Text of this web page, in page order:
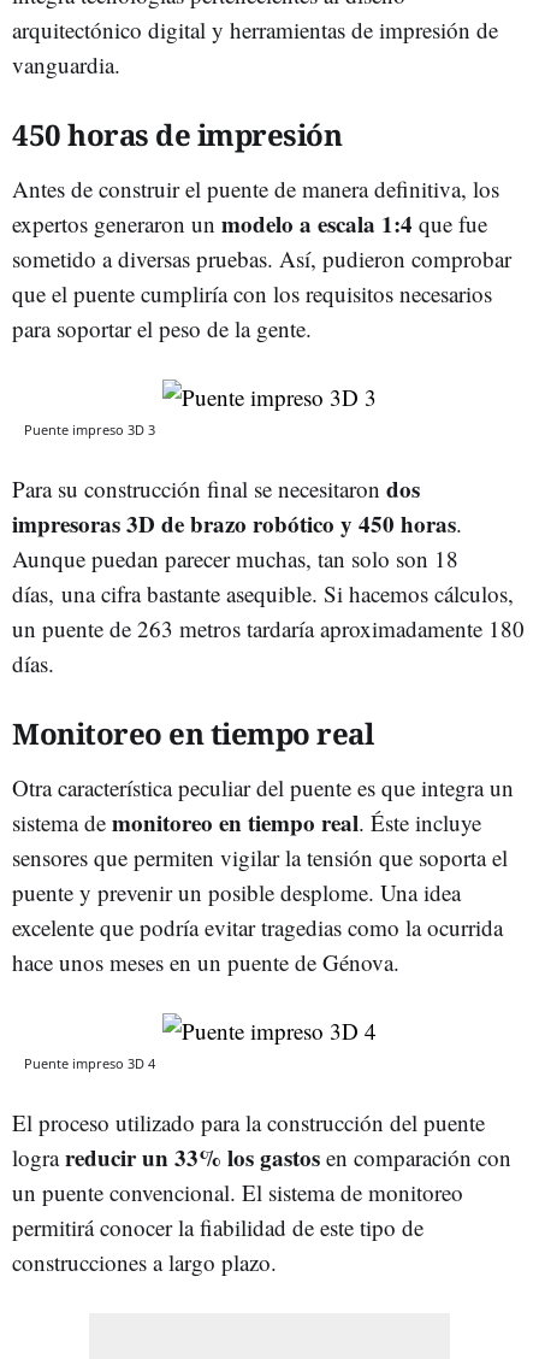
arquitectónico digital y herramientas de impresión de
vanguardia.
450 horas de impresión
Antes de construir el puente de manera definitiva, los
expertos generaron un modelo a escala 1:4 que fue
sometido a diversas pruebas. Así, pudieron comprobar
que el puente cumpliría con los requisitos necesarios
para soportar el peso de la gente.
Puente impreso 3D 3
Para su construcción final se necesitaron dos
impresoras 3D de brazo robótico y 450 horas.
Aunque puedan parecer muchas, tan solo son 18
días, una cifra bastante asequible. Si hacemos cálculos,
un puente de 263 metros tardaría aproximadamente 180
días.
Monitoreo en tiempo real
Otra característica peculiar del puente es que integra un
sistema de monitoreo en tiempo real. Éste incluye
sensores que permiten vigilar la tensión que soporta el
puente y prevenir un posible desplome. Una idea
excelente que podría evitar tragedias como la ocurrida
hace unos meses en un puente de Génova.
Puente impreso 3D 4
El proceso utilizado para la construcción del puente
lograreducir un 33% los gastos en comparación con
un puente convencional. El sistema de monitoreo
permitirá conocer la fiabilidad de este tipo de
construcciones a largo plazo.